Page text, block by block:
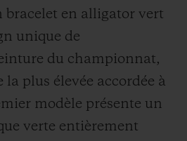
bracelet en alligator vert
unique de
du championnat,
la plus élevée accordée à
modèle présente un
verte entièrement